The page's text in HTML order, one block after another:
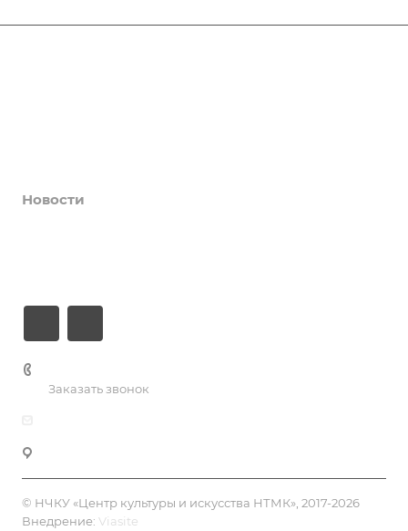
Новости
Заказать звонок
© НЧКУ «Центр культуры и искусства НТМК», 2017-2026
Внедрение: Viasite